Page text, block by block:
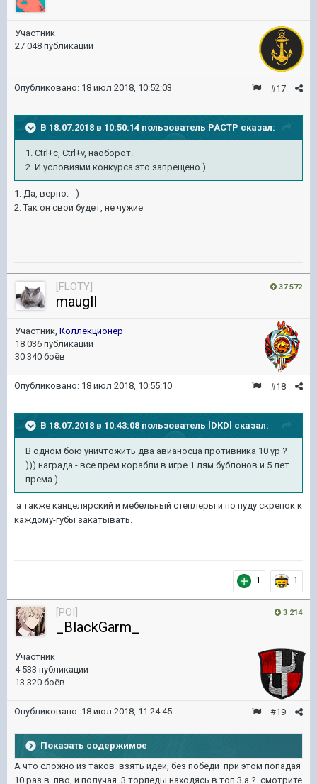
Участник
27 048 публикаций
#17
Опубликовано: 18 июл 2018, 10:52:03
В 18.07.2018 в 10:50:14 пользователь PACTP сказал:
1. Ctrl+c, Ctrl+v, наоборот.
2. И условиями конкурса это запрещено )
1. Да, верно. =)
2. Так он свои будет, не чужие
37 572
[FLOTY]
maugll
Участник, Коллекционер
18 036 публикаций
30 340 боёв
#18
Опубликовано: 18 июл 2018, 10:55:10
В 18.07.2018 в 10:43:08 пользователь lDKDl сказал:
В одном бою уничтожить два авианосца противника 10 ур ?
))) награда - все прем корабли в игре 1 лям бублонов и 5 лет
према )
а также канцелярский и мебельный степлеры и по пуду скрепок к
каждому-губы закатывать.
1 1
3 214
[POI]
_BlackGarm_
Участник
4 533 публикации
13 320 боёв
#19
Опубликовано: 18 июл 2018, 11:24:45
Показать содержимое
А что сложно из таков взять идеи, без победи при этом попадая
10 раз в пво, и получая 3 торпеды находясь в топ 3 а ? смотрите